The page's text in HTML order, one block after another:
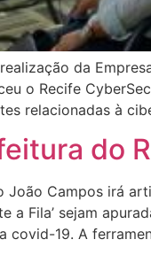
da
o Recife
relacionadas à
do
João Campos irá
a Fila’ sejam
covid-19. A